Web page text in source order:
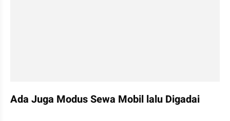
Ada Juga Modus Sewa Mobil lalu Digadai